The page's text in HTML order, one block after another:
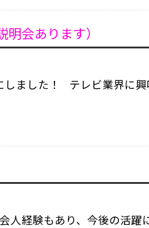
会あります）
しました！ テレビ業界に興
人経験もあり、今後の活躍